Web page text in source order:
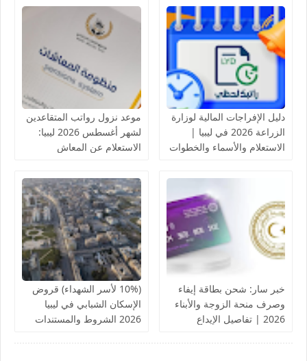
دليل الإفراجات المالية لوزارة
الزراعة 2026 في ليبيا |
الاستعلام والأسماء والخطوات
موعد نزول رواتب المتقاعدين
لشهر أغسطس 2026 ليبيا:
الاستعلام عن المعاش
خبر سار: شحن بطاقة إيفاء
وصرف منحة الزوجة والأبناء
2026 | تفاصيل الإيداع
(10% لأسر الشهداء) قروض
الإسكان الشبابي في ليبيا
2026 الشروط والمستندات